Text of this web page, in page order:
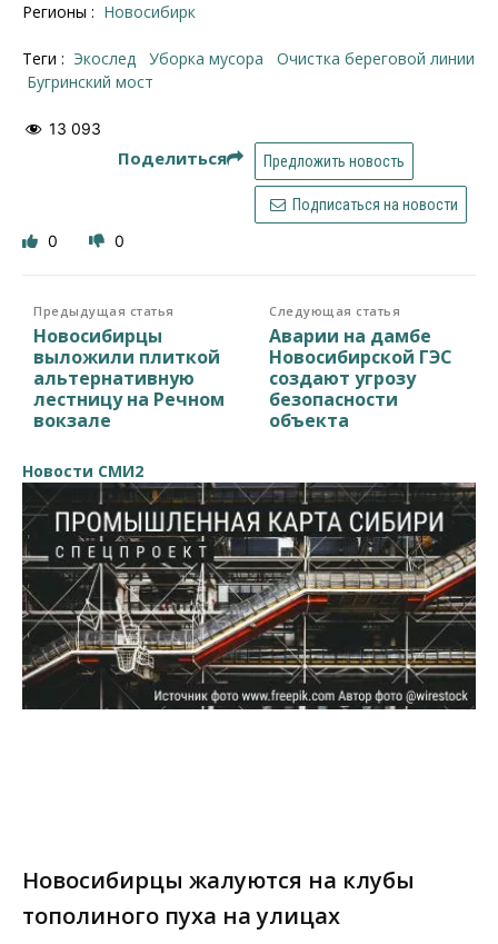
Регионы : Новосибирк
Теги : Экослед уборка мусора
очистка береговой линии
Бугринский мост
13 093
Поделиться Предложить новость
Подписаться на новости
0 0
Предыдущая статья
Новосибирцы
выложили плиткой
альтернативную
лестницу на Речном
вокзале
Следующая статья
Аварии на дамбе
Новосибирской ГЭС
создают угрозу
безопасности
объекта
Новости СМИ2
Новосибирцы жалуются на клубы
тополиного пуха на улицах